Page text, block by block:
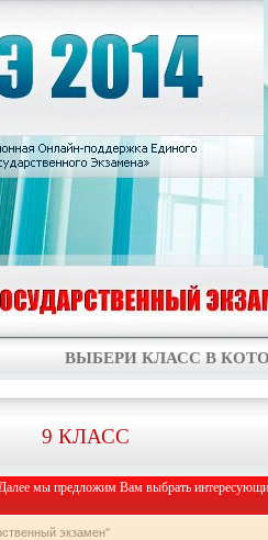
ВЫБЕРИ КЛАСС В
9 КЛАСС
мы предложим Вам выбрать
экзамен"